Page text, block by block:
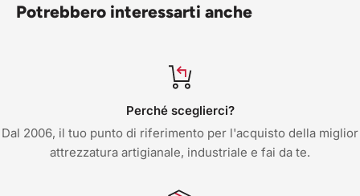
Potrebbero interessarti anche
Perché sceglierci?
Dal 2006, il tuo punto di riferimento per l'acquisto della miglior
attrezzatura artigianale, industriale e fai da te.